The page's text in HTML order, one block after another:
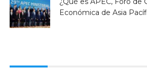
Económica de Asia